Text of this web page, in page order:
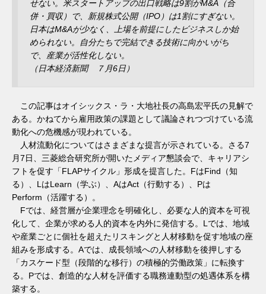
せない。米スタートアップの出口戦略は9割がM&A（合
併・買収）で、新規株式公開（IPO）は1割にすぎない。
日本はM&Aが少なく、上場を前提にしたビジネスしか始
められない。自分たちで完結できる技術に向かいがち
で、産業が活性化しない。
（日本経済新聞 ７月6日）
この記事はオイシックス・ラ・大地社長の高島宏平氏の見解で
ある。かねてから雇用政策の課題として議論されつづけている流
動化への危機感が現われている。
人材流動化についてはさまざまな提言が示されている。さる7
月7日、三菱総合研究所が開いたメディア懇談会で、キャリアシ
フトを促す「FLAPサイクル」形成を提言した。FはFind（知
る）、LはLearn（学ぶ）、AはAct（行動する）、Pは
Perform（活躍する）。
Fでは、経営層が企業理念を明確化し、必要な人的資本を可視
化して、企業が求める人的資本を内外に発信する。Lでは、地域
や産業ごとに個社を超えたリスキングと人材移動を促す地域の座
組みを形成する。Aでは、成長領域への人材移動を後押しする
「カスケード型（段階的な移行）の積極的労働政策」に転換す
る。Pでは、創造的な人材を評価する職務連動型の処遇体系を構
築する。